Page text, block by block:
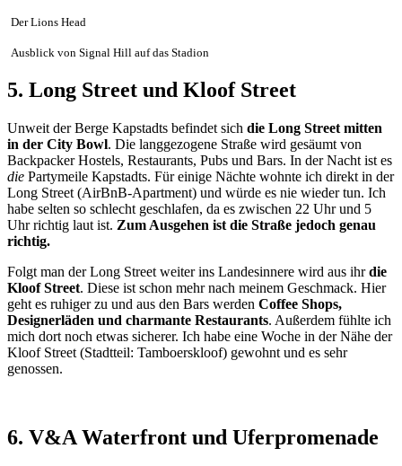
Der Lions Head
Ausblick von Signal Hill auf das Stadion
5. Long Street und Kloof Street
Unweit der Berge Kapstadts befindet sich die Long Street mitten
in der City Bowl. Die langgezogene Straße wird gesäumt von
Backpacker Hostels, Restaurants, Pubs und Bars. In der Nacht ist es
die Partymeile Kapstadts. Für einige Nächte wohnte ich direkt in der
Long Street (AirBnB-Apartment) und würde es nie wieder tun. Ich
habe selten so schlecht geschlafen, da es zwischen 22 Uhr und 5
Uhr richtig laut ist. Zum Ausgehen ist die Straße jedoch genau
richtig.
Folgt man der Long Street weiter ins Landesinnere wird aus ihrdie
Kloof Street. Diese ist schon mehr nach meinem Geschmack. Hier
geht es ruhiger zu und aus den Bars werden Coffee Shops,
Designerläden und charmante Restaurants. Außerdem fühlte ich
mich dort noch etwas sicherer. Ich habe eine Woche in der Nähe der
Kloof Street (Stadtteil: Tamboerskloof) gewohnt und es sehr
genossen.
6. V&A Waterfront und Uferpromenade